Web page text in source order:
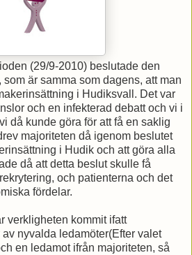
(29/9-2010) beslutade den
är samma som dagens, att man
i Hudiksvall. Det var
och en infekterad debatt och vi i
då kunde göra för att få en saklig
majoriteten då igenom beslutet
i Hudik och att göra alla
då att detta beslut skulle få
och patienterna och det
fördelar.
verkligheten kommit ifatt
nyvalda ledamöter(Efter valet
en ledamot ifrån majoriteten, så